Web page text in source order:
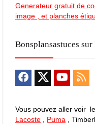
Generateur gratuit de
image , et planches
Bonsplansastuces
Vous pouvez aller voir
Lacoste
Puma ,